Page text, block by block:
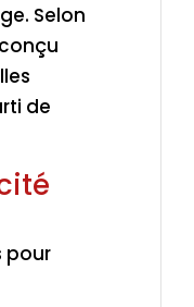
Selon
de
pour